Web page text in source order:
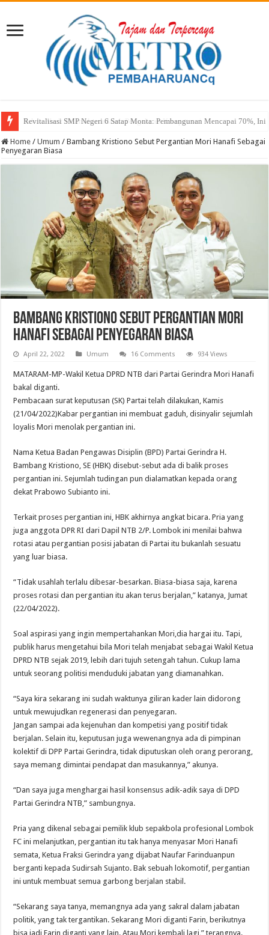
Sekda Abul: Pelantikan adalah Pengakuan Kompetensi
Home / Umum / Bambang Kristiono Sebut Pergantian Mori Hanafi Sebagai
Penyegaran Biasa
Bambang Kristiono Sebut Pergantian Mori
Hanafi Sebagai Penyegaran Biasa
April 22, 2022 Umum 16 Comments 934 Views
MATARAM-MP-Wakil Ketua DPRD NTB dari Partai Gerindra Mori Hanafi
bakal diganti.
Pembacaan surat keputusan (SK) Partai telah dilakukan, Kamis
(21/04/2022)Kabar pergantian ini membuat gaduh, disinyalir sejumlah
loyalis Mori menolak pergantian ini.
Nama Ketua Badan Pengawas Disiplin (BPD) Partai Gerindra H.
Bambang Kristiono, SE (HBK) disebut-sebut ada di balik proses
pergantian ini. Sejumlah tudingan pun dialamatkan kepada orang
dekat Prabowo Subianto ini.
Terkait proses pergantian ini, HBK akhirnya angkat bicara. Pria yang
juga anggota DPR RI dari Dapil NTB 2/P. Lombok ini menilai bahwa
rotasi atau pergantian posisi jabatan di Partai itu bukanlah sesuatu
yang luar biasa.
“Tidak usahlah terlalu dibesar-besarkan. Biasa-biasa saja, karena
proses rotasi dan pergantian itu akan terus berjalan,” katanya, Jumat
(22/04/2022).
Soal aspirasi yang ingin mempertahankan Mori,dia hargai itu. Tapi,
publik harus mengetahui bila Mori telah menjabat sebagai Wakil Ketua
DPRD NTB sejak 2019, lebih dari tujuh setengah tahun. Cukup lama
untuk seorang politisi menduduki jabatan yang diamanahkan.
“Saya kira sekarang ini sudah waktunya giliran kader lain didorong
untuk mewujudkan regenerasi dan penyegaran.
Jangan sampai ada kejenuhan dan kompetisi yang positif tidak
berjalan. Selain itu, keputusan juga wewenangnya ada di pimpinan
kolektif di DPP Partai Gerindra, tidak diputuskan oleh orang perorang,
saya memang dimintai pendapat dan masukannya,” akunya.
“Dan saya juga menghargai hasil konsensus adik-adik saya di DPD
Partai Gerindra NTB,” sambungnya.
Pria yang dikenal sebagai pemilik klub sepakbola profesional Lombok
FC ini melanjutkan, pergantian itu tak hanya menyasar Mori Hanafi
semata, Ketua Fraksi Gerindra yang dijabat Naufar Farinduanpun
berganti kepada Sudirsah Sujanto. Bak sebuah lokomotif, pergantian
ini untuk membuat semua garbong berjalan stabil.
“Sekarang saya tanya, memangnya ada yang sakral dalam jabatan
politik, yang tak tergantikan. Sekarang Mori diganti Farin, berikutnya
bisa jadi Farin diganti yang lain. Atau Mori kembali lagi,” terangnya.